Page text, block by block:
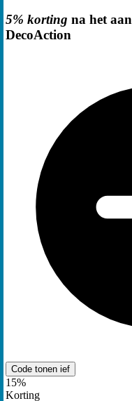
5% korting na het
DecoAction
Code tonen ief
15%
Korting